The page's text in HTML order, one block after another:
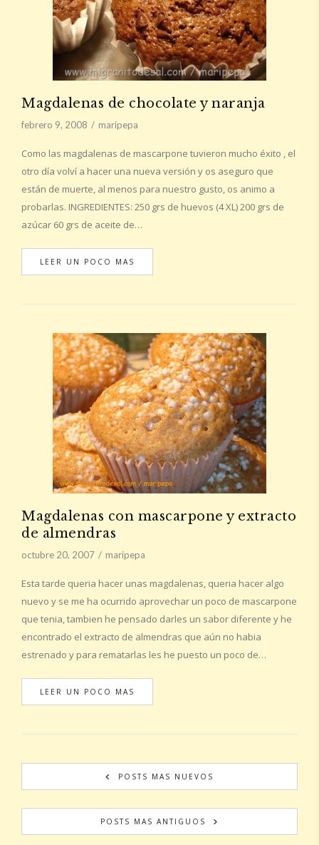
Magdalenas de chocolate y naranja
febrero 9, 2008 maripepa
Como las magdalenas de mascarpone tuvieron mucho éxito , el
otro día volví a hacer una nueva versión y os aseguro que
están de muerte, al menos para nuestro gusto, os animo a
probarlas. INGREDIENTES: 250 grs de huevos (4 XL) 200 grs de
azúcar 60 grs de aceite de…
LEER UN POCO MAS
Magdalenas con mascarpone y extracto
de almendras
octubre 20, 2007 maripepa
Esta tarde queria hacer unas magdalenas, queria hacer algo
nuevo y se me ha ocurrido aprovechar un poco de mascarpone
que tenia, tambien he pensado darles un sabor diferente y he
encontrado el extracto de almendras que aún no habia
estrenado y para rematarlas les he puesto un poco de…
LEER UN POCO MAS
POSTS MAS NUEVOS
POSTS MAS ANTIGUOS